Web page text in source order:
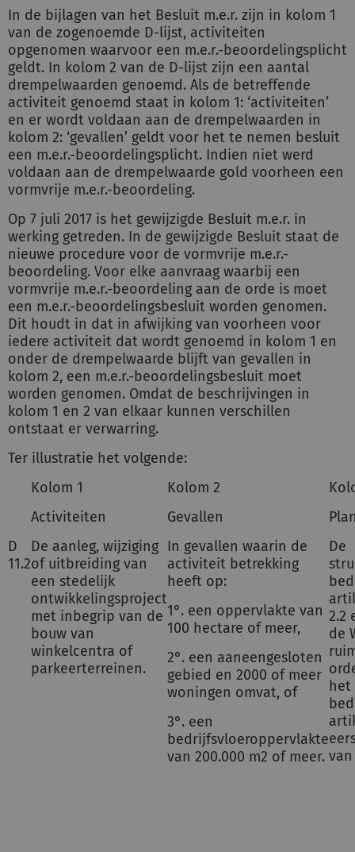
In de bijlagen van het Besluit m.e.r. zijn in kolom 1
van de zogenoemde D-lijst, activiteiten
opgenomen waarvoor een m.e.r.-beoordelingsplicht
geldt. In kolom 2 van de D-lijst zijn een aantal
drempelwaarden genoemd. Als de betreffende
activiteit genoemd staat in kolom 1: ‘activiteiten’
en er wordt voldaan aan de drempelwaarden in
kolom 2: ‘gevallen’ geldt voor het te nemen besluit
een m.e.r.-beoordelingsplicht. Indien niet werd
voldaan aan de drempelwaarde gold voorheen een
vormvrije m.e.r.-beoordeling.
Op 7 juli 2017 is het gewijzigde Besluit m.e.r. in
werking getreden. In de gewijzigde Besluit staat de
nieuwe procedure voor de vormvrije m.e.r.-
beoordeling. Voor elke aanvraag waarbij een
vormvrije m.e.r.-beoordeling aan de orde is moet
een m.e.r.-beoordelingsbesluit worden genomen.
Dit houdt in dat in afwijking van voorheen voor
iedere activiteit dat wordt genoemd in kolom 1 en
onder de drempelwaarde blijft van gevallen in
kolom 2, een m.e.r.-beoordelingsbesluit moet
worden genomen. Omdat de beschrijvingen in
kolom 1 en 2 van elkaar kunnen verschillen
ontstaat er verwarring.
Ter illustratie het volgende:
Kolom 1
Kolom 2
Activiteiten
Gevallen
D
11.2
De aanleg, wijziging
of uitbreiding van
een stedelijk
ontwikkelingsproject
met inbegrip van de
bouw van
winkelcentra of
parkeerterreinen.
In gevallen waarin de
activiteit betrekking
heeft op:
1°. een oppervlakte van
100 hectare of meer,
2°. een aaneengesloten
gebied en 2000 of meer
woningen omvat, of
3°. een
bedrijfsvloeroppervlakte
van 200.000 m2 of meer.
De
2.2
de
het